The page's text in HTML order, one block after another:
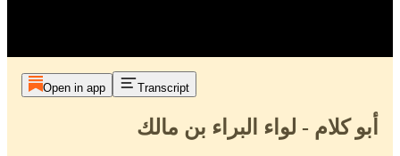
Open in app Transcript
أبو كلام - لواء البراء بن مالك